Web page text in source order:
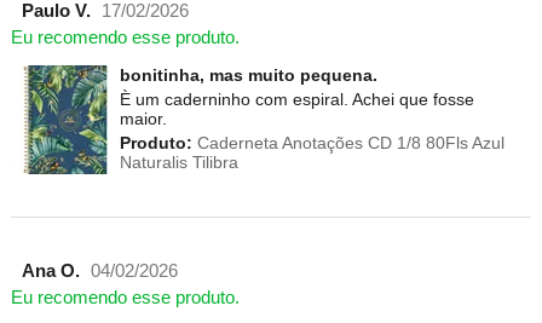
Paulo V.
17/02/2026
Eu recomendo esse produto.
bonitinha, mas muito pequena.
È um caderninho com espiral. Achei que fosse
maior.
Produto: Caderneta Anotações CD 1/8 80Fls Azul
Naturalis Tilibra
Ana O. 04/02/2026
Eu recomendo esse produto.